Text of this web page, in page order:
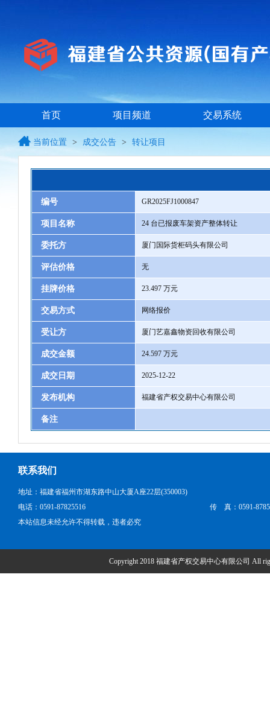
首页 项目频道 交易系统
当前位置 > 成交公告 > 转让项目
编号 GR2025FJ1000847
项目名称 24 台已报废车架资产整体转让
委托方 厦门国际货柜码头有限公司
评估价格 无
挂牌价格 23.497 万元
交易方式 网络报价
受让方 厦门艺嘉鑫物资回收有限公司
成交金额 24.597 万元
成交日期 2025-12-22
发布机构 福建省产权交易中心有限公司
备注
联系我们
地址：福建省福州市湖东路中山大厦A座22层(350003)
电话：0591-87825516
传 真：0591-
本站信息未经允许不得转载，违者必究
Copyright 2018 福建省产权交易中心有限公司 All